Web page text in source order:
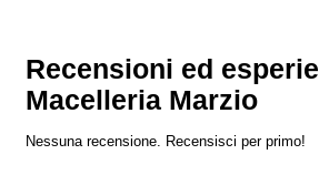
Recensioni ed
Macelleria Marzio
Nessuna recensione. Recensisci per primo!